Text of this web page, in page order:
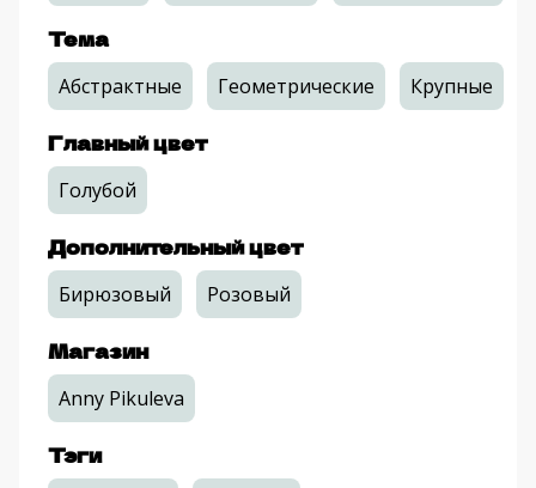
Тема
Абстрактные Геометрические Крупные
Главный цвет
Голубой
Дополнительный цвет
Бирюзовый Розовый
Магазин
Anny Pikuleva
Тэги